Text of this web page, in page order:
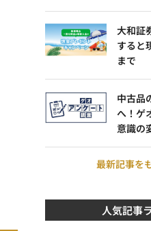
大和証
すると
まで
中古品
へ！ゲ
意識の
最新記事を
人気記事